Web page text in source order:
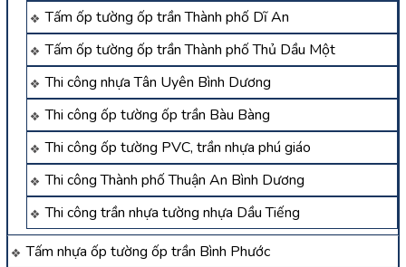
Tấm ốp tường ốp trần Thành phố Dĩ An
Tấm ốp tường ốp trần Thành phố Thủ Dầu Một
Thi công nhựa Tân Uyên Bình Dương
Thi công ốp tường ốp trần Bàu Bàng
Thi công ốp tường PVC, trần nhựa phú giáo
Thi công Thành phố Thuận An Bình Dương
Thi công trần nhựa tường nhựa Dầu Tiếng
Tấm nhựa ốp tường ốp trần Bình Phước